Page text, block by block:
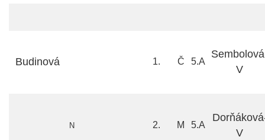
Budinová 1. Č 5.A
V
N 2. M 5.A
V